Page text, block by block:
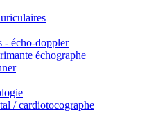
- écho-doppler
échographe
/ cardiotocographe